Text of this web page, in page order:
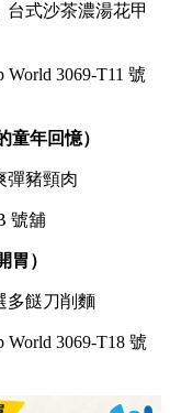
台式沙茶濃湯花甲
World 3069-T11 號
童年回憶）
彈豬頸肉
號舖
胃）
多餸刀削麵
World 3069-T18 號